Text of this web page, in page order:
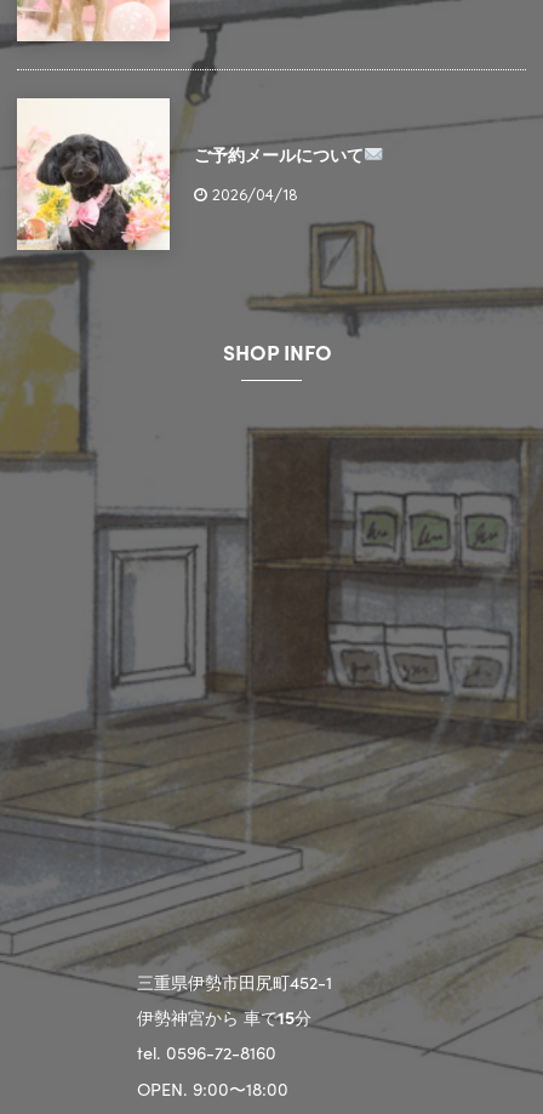
ご予約メールについて
2026/04/18
SHOP INFO
三重県伊勢市田尻町452-1
伊勢神宮から 車で15分
tel. 0596-72-8160
OPEN. 9:00〜18:00